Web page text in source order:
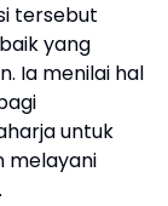
tersebut
yang
Ia menilai hal
untuk
melayani